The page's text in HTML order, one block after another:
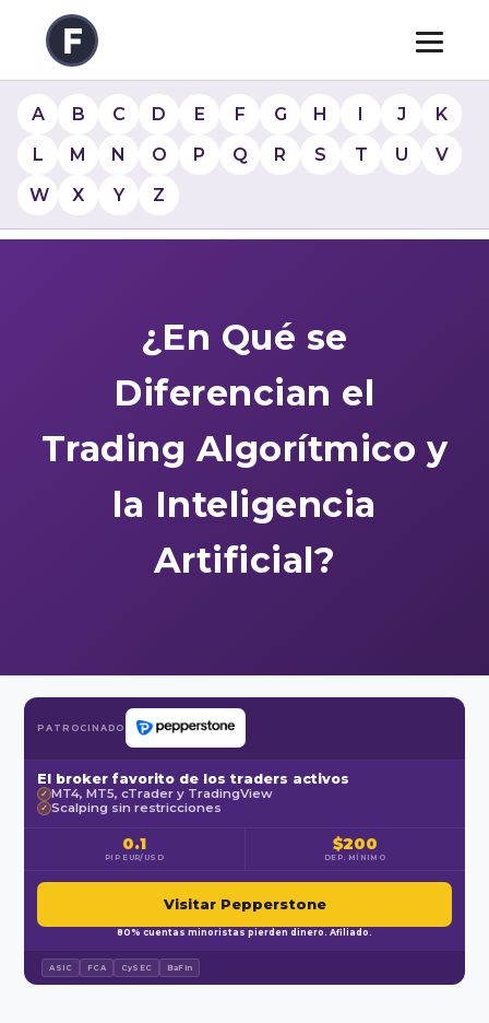
A B C D E F G H I J
K
L
M N O P Q R S T U
V
W
X Y Z
¿En Qué se
Diferencian el
Trading Algorítmico y
la Inteligencia
Artificial?
PATROCINADO
El broker favorito de los traders activos
✓ MT4, MT5, cTrader y TradingView
✓ Scalping sin restricciones
0.1
PIP EUR/USD
$200
DEP. MÍNIMO
Visitar Pepperstone
80% cuentas minoristas pierden dinero. Afiliado.
ASIC FCA CySEC BaFin